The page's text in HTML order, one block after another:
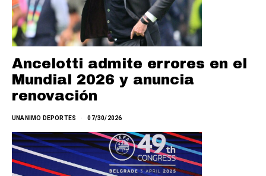
Ancelotti admite errores en el
Mundial 2026 y anuncia
renovación
UNANIMO DEPORTES 07/30/2026